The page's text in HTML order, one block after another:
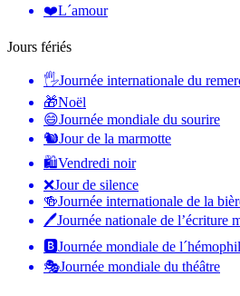
❤️L´amour
Jours fériés
🖐Journée internationale du
🎁Noël
😄Journée mondiale du sourire
🐿Jour de la marmotte
🛍Vendredi noir
❌Jour de silence
🍻Journée internationale de la
🖊Journée nationale de l’écriture
🅱️Journée mondiale de
🎭Journée mondiale du théâtre